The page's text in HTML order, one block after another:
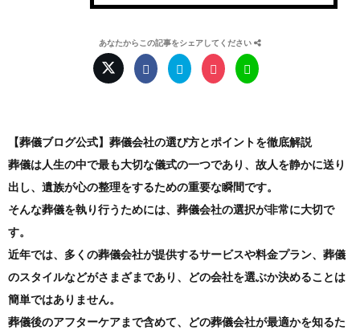
あなたからこの記事をシェアしてください
【葬儀ブログ公式】葬儀会社の選び方とポイントを徹底解説
葬儀は人生の中で最も大切な儀式の一つであり、故人を静かに送り
出し、遺族が心の整理をするための重要な瞬間です。
そんな葬儀を執り行うためには、葬儀会社の選択が非常に大切で
す。
近年では、多くの葬儀会社が提供するサービスや料金プラン、葬儀
のスタイルなどがさまざまであり、どの会社を選ぶか決めることは
簡単ではありません。
葬儀後のアフターケアまで含めて、どの葬儀会社が最適かを知るた